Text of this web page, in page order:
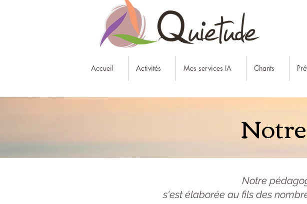
Accueil Activités Mes services IA Chants
Notre
s'est élaborée au fils des